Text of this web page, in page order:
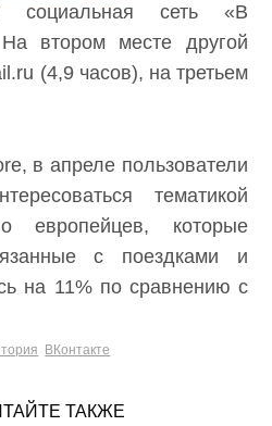
социальная сеть «В
втором месте другой
(4,9 часов), на третьем
в апреле пользователи
тематикой
европейцев, которые
с поездками и
на 11% по сравнению с
ВКонтакте
ТАКЖЕ